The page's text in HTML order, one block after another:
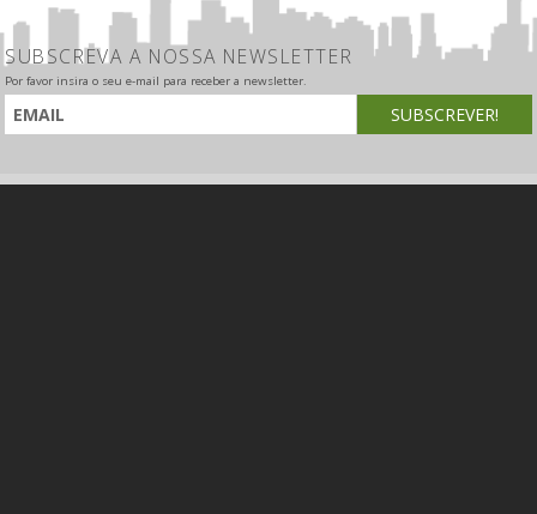
SUBSCREVA A NOSSA NEWSLETTER
Por favor insira o seu e-mail para receber a newsletter.